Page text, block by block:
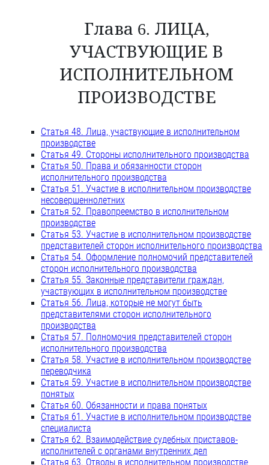
Глава 6. ЛИЦА,
УЧАСТВУЮЩИЕ В
ИСПОЛНИТЕЛЬНОМ
ПРОИЗВОДСТВЕ
Статья 48. Лица, участвующие в исполнительном
производстве
Статья 49. Стороны исполнительного производства
Статья 50. Права и обязанности сторон
исполнительного производства
Статья 51. Участие в исполнительном производстве
несовершеннолетних
Статья 52. Правопреемство в исполнительном
производстве
Статья 53. Участие в исполнительном производстве
представителей сторон исполнительного производства
Статья 54. Оформление полномочий представителей
сторон исполнительного производства
Статья 55. Законные представители граждан,
участвующих в исполнительном производстве
Статья 56. Лица, которые не могут быть
представителями сторон исполнительного
производства
Статья 57. Полномочия представителей сторон
исполнительного производства
Статья 58. Участие в исполнительном производстве
переводчика
Статья 59. Участие в исполнительном производстве
понятых
Статья 60. Обязанности и права понятых
Статья 61. Участие в исполнительном производстве
специалиста
Статья 62. Взаимодействие судебных приставов-
исполнителей с органами внутренних дел
Статья 63. Отводы в исполнительном производстве